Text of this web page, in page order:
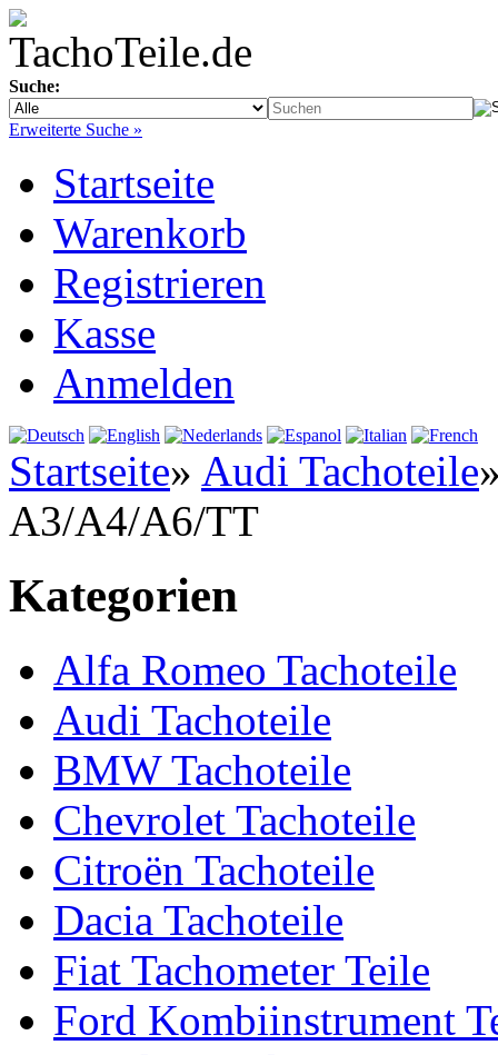
Suche:
Erweiterte Suche »
Startseite
Warenkorb
Registrieren
Kasse
Anmelden
Startseite» Audi Tachoteile
A3/A4/A6/TT
Kategorien
Alfa Romeo Tachoteile
Audi Tachoteile
BMW Tachoteile
Chevrolet Tachoteile
Citroën Tachoteile
Dacia Tachoteile
Fiat Tachometer Teile
Ford Kombiinstrument